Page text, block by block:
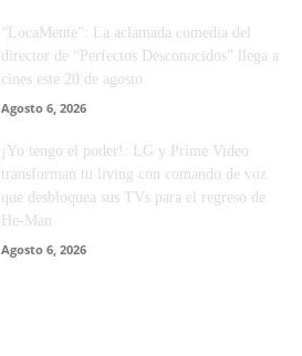
“LocaMente”: La aclamada comedia del
director de “Perfectos Desconocidos” llega a
cines este 20 de agosto
Agosto 6, 2026
¡Yo tengo el poder!: LG y Prime Video
transforman tu living con comando de voz
que desbloquea sus TVs para el regreso de
He-Man
Agosto 6, 2026